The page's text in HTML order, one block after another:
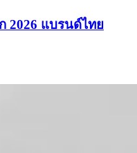
2026 แบรนด์ไทย